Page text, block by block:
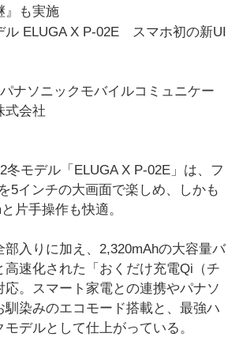
』も実施
ル ELUGA X P-02E スマホ初の新UI
ナソニックモバイルコミュニケー
式会社
冬モデル「ELUGA X P-02E」は、フ
5インチの大画面で楽しめ、しかも
片手操作も快適。
部入りに加え、2,320mAhの大容量バ
高速化された「おくだけ充電Qi（チ
応。スマート家電との連携やパナソ
馴染みのエコモード搭載と、最強ハ
モデルとして仕上がっている。